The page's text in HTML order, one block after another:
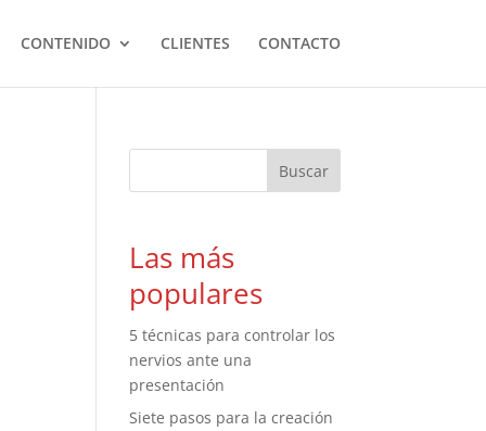
CONTENIDO CLIENTES CONTACTO
Las más
populares
5 técnicas para controlar los
nervios ante una
presentación
Siete pasos para la creación